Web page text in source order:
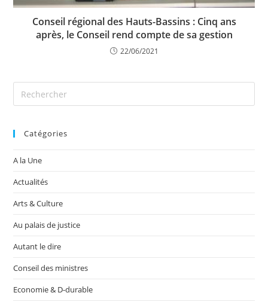
Conseil régional des Hauts-Bassins : Cinq ans
après, le Conseil rend compte de sa gestion
22/06/2021
Catégories
A la Une
Actualités
Arts & Culture
Au palais de justice
Autant le dire
Conseil des ministres
Economie & D-durable